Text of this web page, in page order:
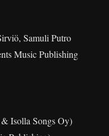
Samuli Putro
Music Publishing
Isolla Songs Oy)